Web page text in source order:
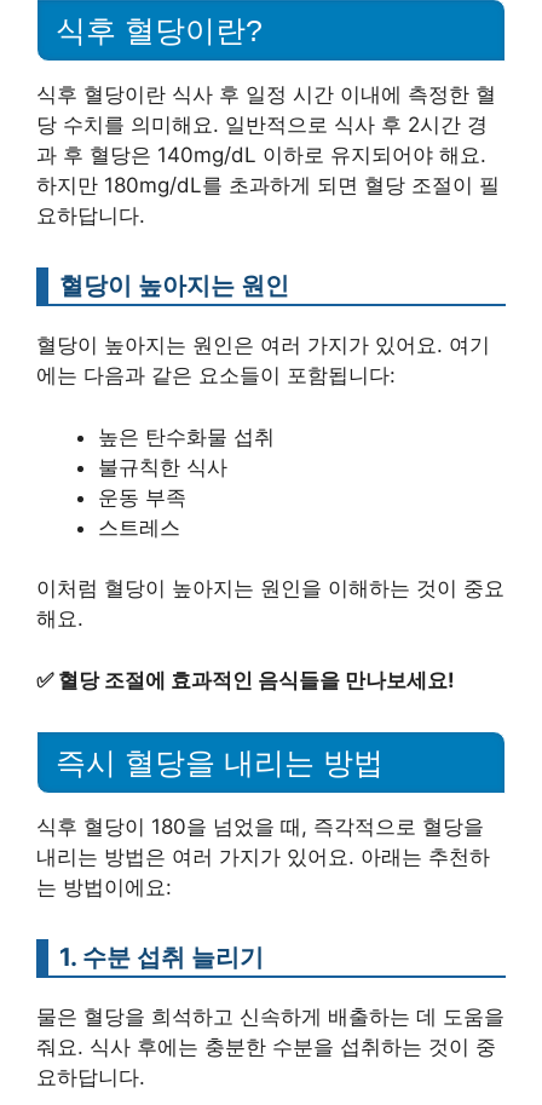
식후 혈당이란?
식후 혈당이란 식사 후 일정 시간 이내에 측정한 혈
당 수치를 의미해요. 일반적으로 식사 후 2시간 경
과 후 혈당은 140mg/dL 이하로 유지되어야 해요.
하지만 180mg/dL를 초과하게 되면 혈당 조절이 필
요하답니다.
혈당이 높아지는 원인
혈당이 높아지는 원인은 여러 가지가 있어요. 여기
에는 다음과 같은 요소들이 포함됩니다:
높은 탄수화물 섭취
불규칙한 식사
운동 부족
스트레스
이처럼 혈당이 높아지는 원인을 이해하는 것이 중요
해요.
✅ 혈당 조절에 효과적인 음식들을 만나보세요!
즉시 혈당을 내리는 방법
식후 혈당이 180을 넘었을 때, 즉각적으로 혈당을
내리는 방법은 여러 가지가 있어요. 아래는 추천하
는 방법이에요:
1. 수분 섭취 늘리기
물은 혈당을 희석하고 신속하게 배출하는 데 도움을
줘요. 식사 후에는 충분한 수분을 섭취하는 것이 중
요하답니다.